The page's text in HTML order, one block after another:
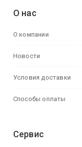
О нас
О компании
Новости
Условия доставки
Способы оплаты
Сервис